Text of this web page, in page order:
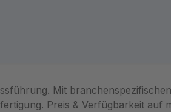
Mit
Preis & Verfügbarkeit auf